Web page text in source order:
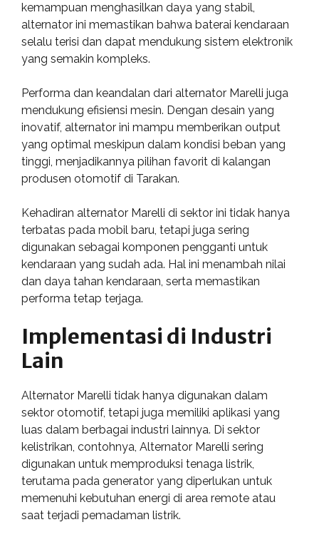
kemampuan menghasilkan daya yang stabil,
alternator ini memastikan bahwa baterai kendaraan
selalu terisi dan dapat mendukung sistem elektronik
yang semakin kompleks.
Performa dan keandalan dari alternator Marelli juga
mendukung efisiensi mesin. Dengan desain yang
inovatif, alternator ini mampu memberikan output
yang optimal meskipun dalam kondisi beban yang
tinggi, menjadikannya pilihan favorit di kalangan
produsen otomotif di Tarakan.
Kehadiran alternator Marelli di sektor ini tidak hanya
terbatas pada mobil baru, tetapi juga sering
digunakan sebagai komponen pengganti untuk
kendaraan yang sudah ada. Hal ini menambah nilai
dan daya tahan kendaraan, serta memastikan
performa tetap terjaga.
Implementasi di Industri
Lain
Alternator Marelli tidak hanya digunakan dalam
sektor otomotif, tetapi juga memiliki aplikasi yang
luas dalam berbagai industri lainnya. Di sektor
kelistrikan, contohnya, Alternator Marelli sering
digunakan untuk memproduksi tenaga listrik,
terutama pada generator yang diperlukan untuk
memenuhi kebutuhan energi di area remote atau
saat terjadi pemadaman listrik.